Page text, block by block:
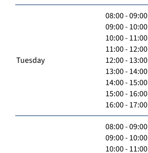
Tuesday
08:00 - 09:00
09:00 - 10:00
10:00 - 11:00
11:00 - 12:00
12:00 - 13:00
13:00 - 14:00
14:00 - 15:00
15:00 - 16:00
16:00 - 17:00
08:00 - 09:00
09:00 - 10:00
10:00 - 11:00